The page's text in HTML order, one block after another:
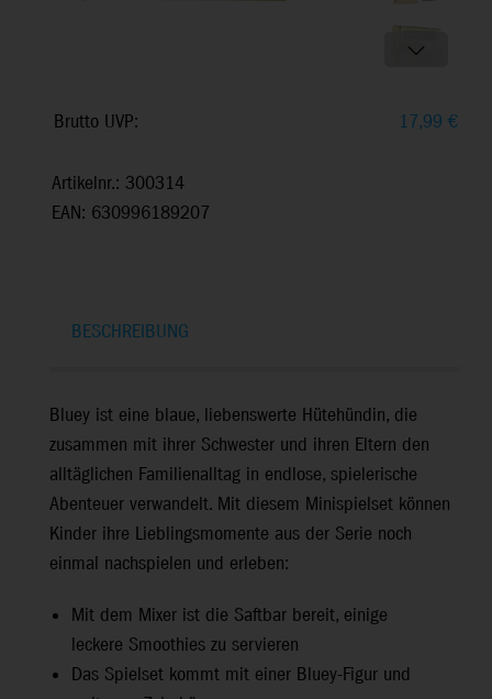
Brutto UVP: 17,99 €
Artikelnr.: 300314
EAN: 630996189207
BESCHREIBUNG
Bluey ist eine blaue, liebenswerte Hütehündin, die
zusammen mit ihrer Schwester und ihren Eltern den
alltäglichen Familienalltag in endlose, spielerische
Abenteuer verwandelt. Mit diesem Minispielset können
Kinder ihre Lieblingsmomente aus der Serie noch
einmal nachspielen und erleben:
Mit dem Mixer ist die Saftbar bereit, einige
leckere Smoothies zu servieren
Das Spielset kommt mit einer Bluey-Figur und